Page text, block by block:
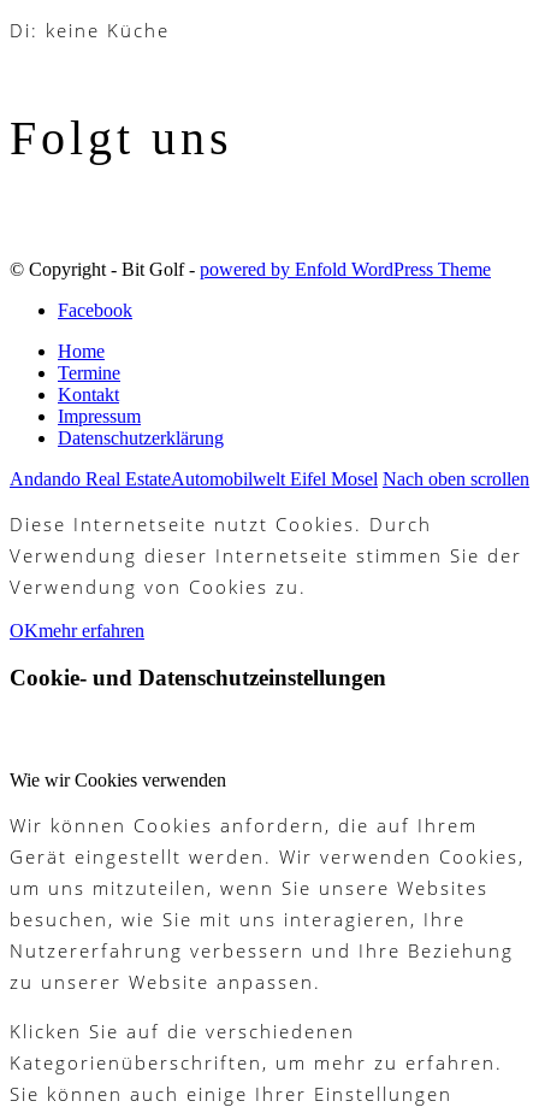
Di: keine Küche
Folgt uns
© Copyright - Bit Golf - powered by Enfold WordPress Theme
Facebook
Home
Termine
Kontakt
Impressum
Datenschutzerklärung
Andando Real EstateAutomobilwelt Eifel Mosel Nach oben scrollen
Diese Internetseite nutzt Cookies. Durch
Verwendung dieser Internetseite stimmen Sie der
Verwendung von Cookies zu.
OKmehr erfahren
Cookie- und Datenschutzeinstellungen
Wie wir Cookies verwenden
Wir können Cookies anfordern, die auf Ihrem
Gerät eingestellt werden. Wir verwenden Cookies,
um uns mitzuteilen, wenn Sie unsere Websites
besuchen, wie Sie mit uns interagieren, Ihre
Nutzererfahrung verbessern und Ihre Beziehung
zu unserer Website anpassen.
Klicken Sie auf die verschiedenen
Kategorienüberschriften, um mehr zu erfahren.
Sie können auch einige Ihrer Einstellungen